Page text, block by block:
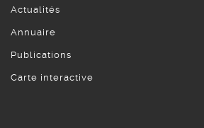
Actualités
Annuaire
Publications
Carte interactive